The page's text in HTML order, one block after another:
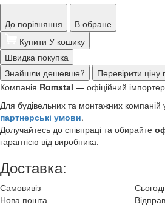
До порівняння
В обране
Купити У кошику
Швидка покупка
Знайшли дешевше?
Перевірити
Компанія Romstal — офіційний
Для будівельних та монтажних компаній
партнерські умови.
Долучайтесь до співпраці та обирайте
гарантією від виробника.
Доставка:
Самовивіз
Нова пошта